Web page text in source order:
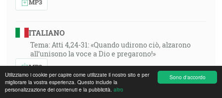
Sono d'accordo
Utilizziamo i cookie per capire come utilizzate il nostro sito e per
migliorare la vostra esperienza. Questo include la
personalizzazione dei contenuti e la pubblicità. altro
ITALIANO
Tema: Atti 4,24-31: «Quando udirono ciò, alzarono
all’unisono la voce a Dio e pregarono!»
MP3